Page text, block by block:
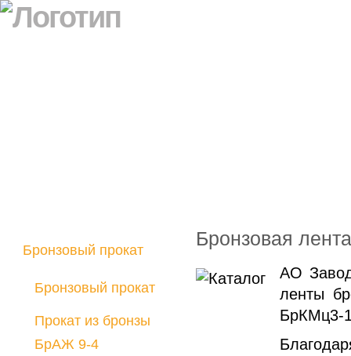
Бронзовый прокат
Бронзовый прокат
Прокат из бронзы
БрАЖ 9-4
Медно-никелевый
прокат
Никелевый прокат
Бронзовая лента
АО
ленты
БрКМц3-